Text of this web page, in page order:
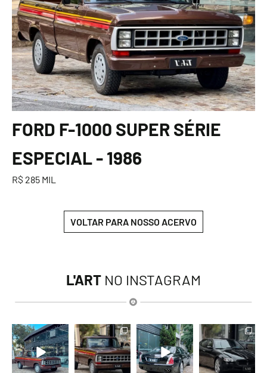
FORD F-1000 SUPER SÉRIE
ESPECIAL - 1986
R$ 285 MIL
VOLTAR PARA NOSSO ACERVO
L'ART NO INSTAGRAM
lart.br
Ago 7
lart.br
Ago 7
lart.br
Ago 6
lart.br
Ago 6